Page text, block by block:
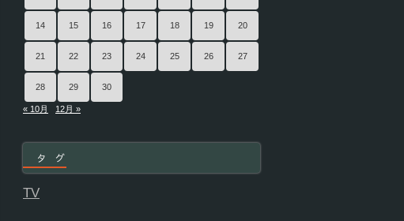
14 15 16 17 18 19 20
21 22 23 24 25 26 27
28 29 30
« 10月 12月 »
タ グ
TV